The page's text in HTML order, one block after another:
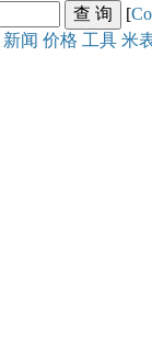
[
新闻 价格 工具 米